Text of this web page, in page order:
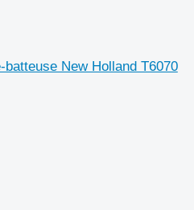
New Holland T6070